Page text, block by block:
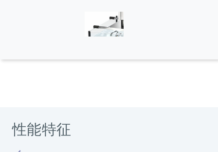
性能特征